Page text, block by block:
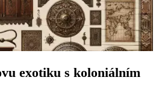
exotiku s koloniálním